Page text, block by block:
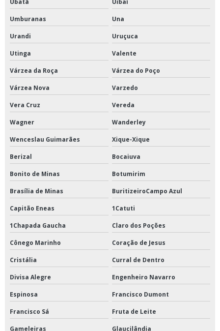
Umburanas Una
Urandi Uruçuca
Utinga Valente
Várzea da Roça Várzea do Poço
Várzea Nova Varzedo
Vera Cruz Vereda
Wagner Wanderley
Wenceslau Guimarães Xique-Xique
Berizal Bocaiuva
Bonito de Minas Botumirim
Brasília de Minas BuritizeiroCampo Azul
Capitão Eneas 1Catuti
1Chapada Gaucha Claro dos Poções
Cônego Marinho Coração de Jesus
Cristália Curral de Dentro
Divisa Alegre Engenheiro Navarro
Espinosa Francisco Dumont
Francisco Sá Fruta de Leite
Gameleiras Glaucilândia